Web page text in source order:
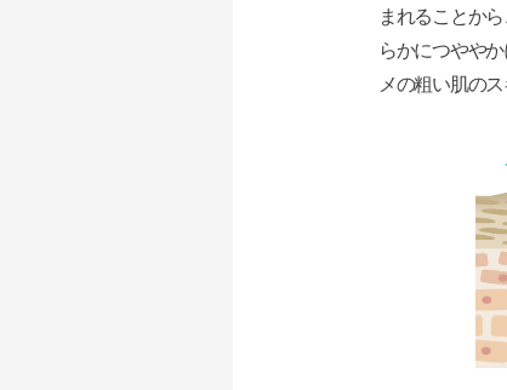
まれることか
らかにつやや
メの粗い肌の